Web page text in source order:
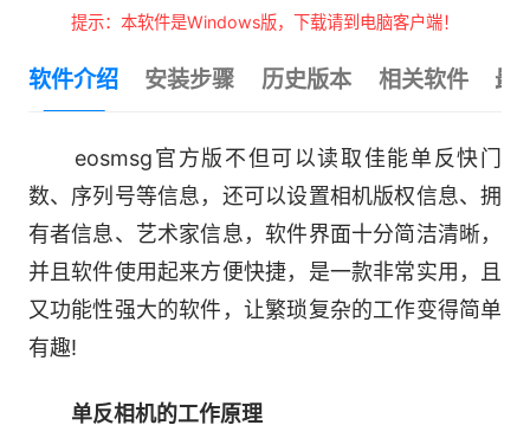
提示：本软件是Windows版，下载请到电脑客户端！
软件介绍 安装步骤 历史版本 相关软件 最
eosmsg官方版不但可以读取佳能单反快门
数、序列号等信息，还可以设置相机版权信息、拥
有者信息、艺术家信息，软件界面十分简洁清晰，
并且软件使用起来方便快捷，是一款非常实用，且
又功能性强大的软件，让繁琐复杂的工作变得简单
有趣!
单反相机的工作原理